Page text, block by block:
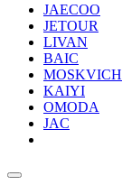
JAECOO
JETOUR
LIVAN
BAIC
MOSKVICH
KAIYI
OMODA
JAC